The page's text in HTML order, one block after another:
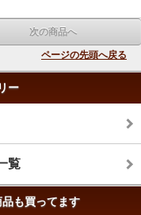
次の商品へ
ページの先頭へ戻る
ー
覧
も買ってます